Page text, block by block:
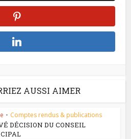
AUSSI AIMER
• Comptes rendus & publications
DÉCISION DU CONSEIL